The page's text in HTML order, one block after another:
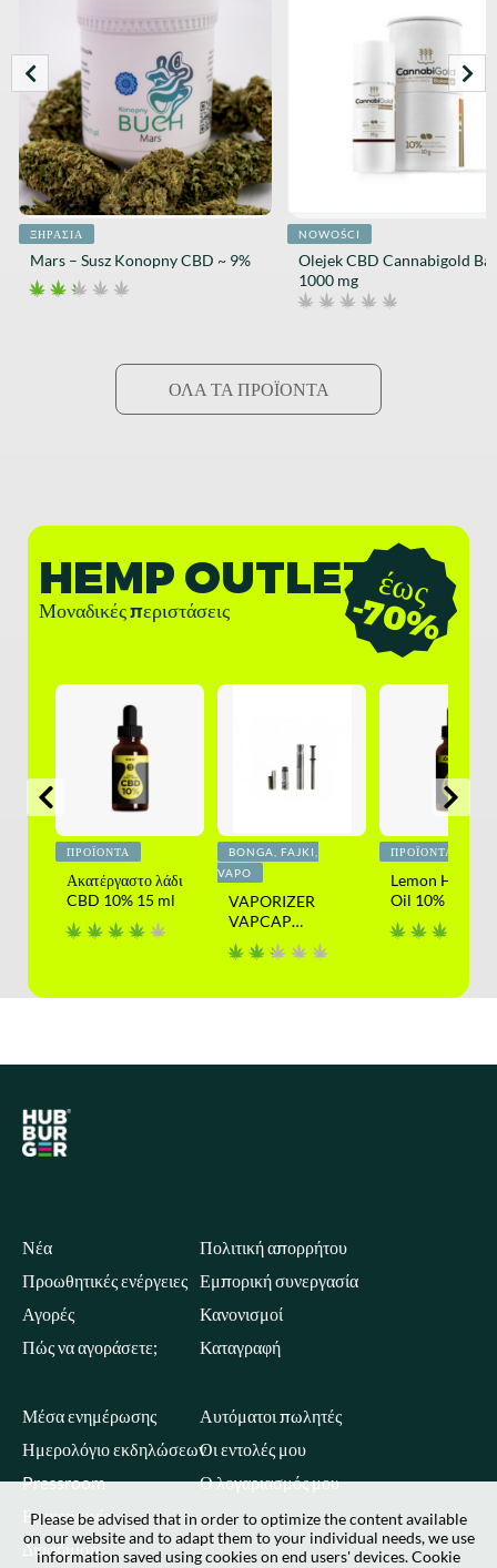
ΞΗΡΑΣΊΑ
Mars – Susz Konopny CBD ~ 9%
NOWOŚCI
Olejek CBD Cannabigold
1000 mg
ΌΛΑ ΤΑ ΠΡΟΪΌΝΤΑ
HEMP OUTLET
Μοναδικές περιστάσεις
έ
ω
ς
-
7
0
%
ΠΡΟΪΌΝΤΑ
Ακατέργαστο λάδι
CBD 10% 15 ml
BONGA, FAJKI,
VAPO
VAPORIZER
VAPCAP
DYNAVAP
ΠΡΟΪΌΝΤΑ
Lemon Haze
Oil 10% 15ml
Νέα
Προωθητικές ενέργειες
Αγορές
Πώς να αγοράσετε;
Πολιτική απορρήτου
Εμπορική συνεργασία
Κανονισμοί
Καταγραφή
Μέσα ενημέρωσης
Ημερολόγιο εκδηλώσεων
Pressroom
Επικοινωνία
Διαφήμιση
Αυτόματοι πωλητές
Οι εντολές μου
Ο λογαριασμός μου
Please be advised that in order to optimize the content available
on our website and to adapt them to your individual needs, we use
information saved using cookies on end users' devices. Cookie